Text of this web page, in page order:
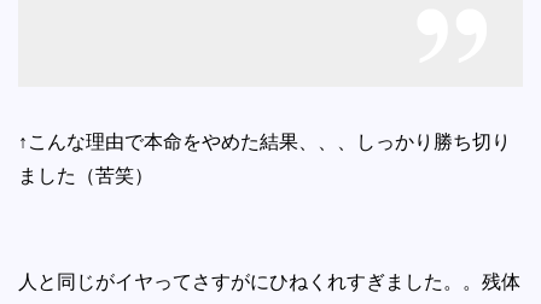
↑こんな理由で本命をやめた結果、、、しっかり勝ち切り
ました（苦笑）
人と同じがイヤってさすがにひねくれすぎました。。残体